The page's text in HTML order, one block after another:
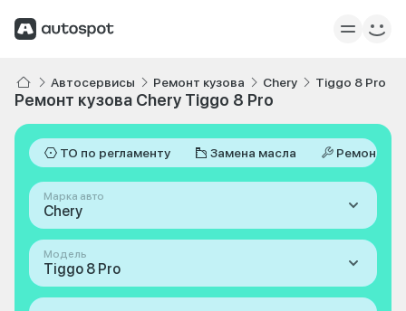
Автосервисы Ремонт кузова Chery Tiggo 8 Pro
Ремонт кузова Chery Tiggo 8 Pro
ТО по регламенту Замена масла Ремонт
Марка авто
Chery
Модель
Tiggo 8 Pro